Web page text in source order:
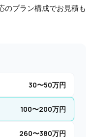
のプラン構成でお見積も
30〜50万円
100〜200万円
260〜380万円